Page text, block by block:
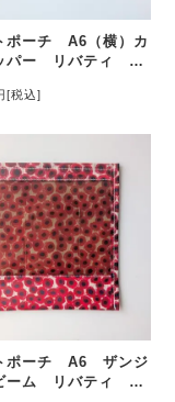
ポーチ A6（横）カ
パー リバティ ラ
[税込]
ポーチ A6 ザンジ
ーム リバティ ラ